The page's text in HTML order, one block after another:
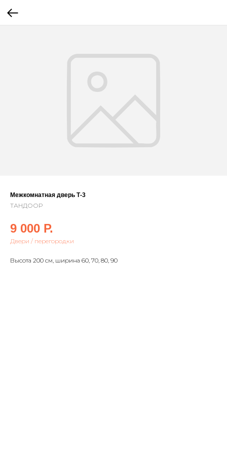
Межкомнатная дверь Т-3
ТАНДООР
9 000 Р.
Двери / перегородки
Высота 200 см, ширина 60, 70, 80, 90